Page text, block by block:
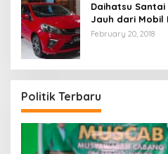
Daihatsu Santai
Jauh dari Mobil
February 20, 2018
Politik Terbaru